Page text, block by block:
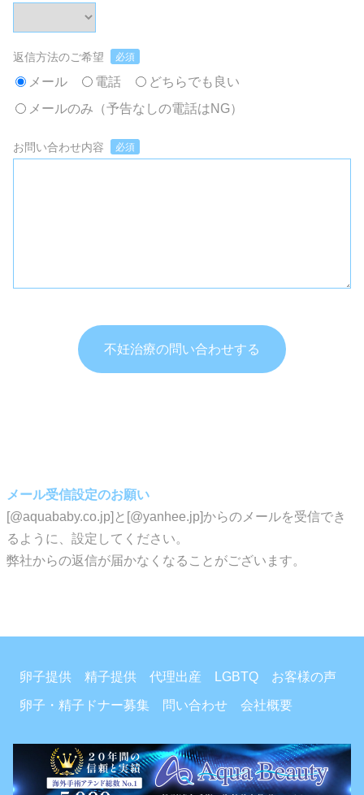
返信方法のご希望 必須
メール 電話
どちらでも良い
メールのみ（予告なしの電話はNG）
お問い合わせ内容 必須
不妊治療の問い合わせする
メール受信設定のお願い
[@aquababy.co.jp]と[@yanhee.jp]からのメールを受信でき
るように、設定してください。
弊社からの返信が届かなくなることがございます。
卵子提供 精子提供 代理出産 LGBTQ お客様の声
卵子・精子ドナー募集 問い合わせ 会社概要